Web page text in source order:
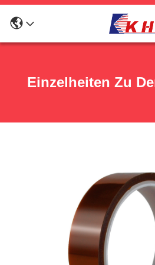
Einzelheiten Zu